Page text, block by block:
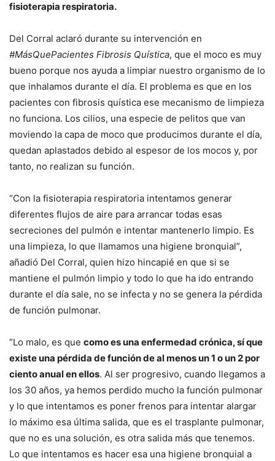
fisioterapia respiratoria.
Del Corral aclaró durante su intervención en
#MásQuePacientes Fibrosis Quística, que el moco es muy
bueno porque nos ayuda a limpiar nuestro organismo de lo
que inhalamos durante el día. El problema es que en los
pacientes con fibrosis quística ese mecanismo de limpieza
no funciona. Los cilios, una especie de pelitos que van
moviendo la capa de moco que producimos durante el día,
quedan aplastados debido al espesor de los mocos y, por
tanto, no realizan su función.
“Con la fisioterapia respiratoria intentamos generar
diferentes flujos de aire para arrancar todas esas
secreciones del pulmón e intentar mantenerlo limpio. Es
una limpieza, lo que llamamos una higiene bronquial”,
añadió Del Corral, quien hizo hincapié en que si se
mantiene el pulmón limpio y todo lo que ha ido entrando
durante el día sale, no se infecta y no se genera la pérdida
de función pulmonar.
“Lo malo, es que como es una enfermedad crónica, sí que
existe una pérdida de función de al menos un 1 o un 2 por
ciento anual en ellos. Al ser progresivo, cuando llegamos a
los 30 años, ya hemos perdido mucho la función pulmonar
y lo que intentamos es poner frenos para intentar alargar
lo máximo esa última salida, que es el trasplante pulmonar,
que no es una solución, es otra salida más que tenemos.
Lo que intentamos es hacer esa una higiene bronquial a